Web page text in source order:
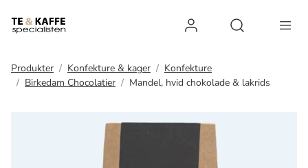
Log ind
Produkter Konfekture & kager
Konfekture
Birkedam Chocolatier
Mandel, hvid chokolade & lakrids